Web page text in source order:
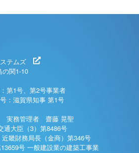
テムズ
の関1-10
第1号、第2号事業者
：滋賀県知事 第1号
務管理者 齋藤 晃聖
通大臣（3）第8486号
畿財務局長（金商）第346号
号 一般建設業の建築工事業